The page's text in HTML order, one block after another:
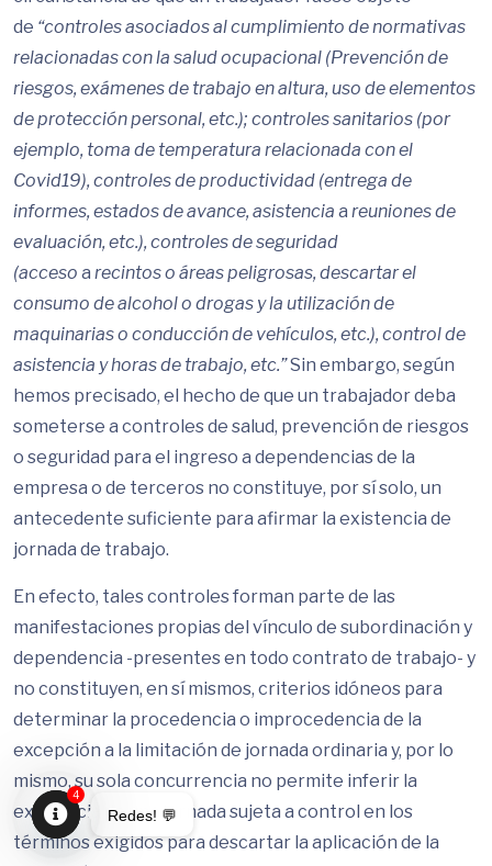
de “controles asociados al cumplimiento de normativas
relacionadas con la salud ocupacional (Prevención de
riesgos, exámenes de trabajo en altura, uso de elementos
de protección personal, etc.); controles sanitarios (por
ejemplo, toma de temperatura relacionada con el
Covid19), controles de productividad (entrega de
informes, estados de avance, asistencia a reuniones de
evaluación, etc.), controles de seguridad
(acceso a recintos o áreas peligrosas, descartar el
consumo de alcohol o drogas y la utilización de
maquinarias o conducción de vehículos, etc.), control de
asistencia y horas de trabajo, etc.”Sin embargo, según
hemos precisado, el hecho de que un trabajador deba
someterse a controles de salud, prevención de riesgos
o seguridad para el ingreso a dependencias de la
empresa o de terceros no constituye, por sí solo, un
antecedente suficiente para afirmar la existencia de
jornada de trabajo.
En efecto, tales controles forman parte de las
manifestaciones propias del vínculo de subordinación y
dependencia -presentes en todo contrato de trabajo- y
no constituyen, en sí mismos, criterios idóneos para
determinar la procedencia o improcedencia de la
excepción a la limitación de jornada ordinaria y, por lo
mismo, su sola concurrencia no permite inferir la
existencia de una jornada sujeta a control en los
términos exigidos para descartar la aplicación de la
Redes! 💬
Open
4